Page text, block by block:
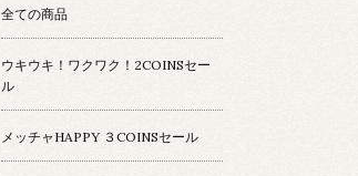
全ての商品
ウキウキ！ワクワク！2COINSセー
ル
メッチャHAPPY ３COINSセール